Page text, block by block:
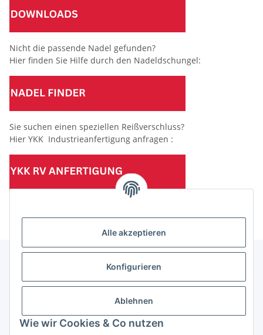
Alle akzeptieren
Konfigurieren
Ablehnen
Wie wir Cookies & Co nutzen
Nicht die passende Nadel gefunden?
Hier finden Sie Hilfe durch den Nadeldschungel:
Sie suchen einen speziellen Reißverschluss?
Hier YKK Industrieanfertigung anfragen :
(Mindesttabnahmemenge 10 Stück je Länge und Farbe)
Informationen
Gesetzliche Informationen